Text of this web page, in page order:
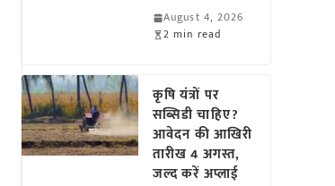
August 4, 2026
2 min read
कृषि यंत्रों पर
सब्सिडी चाहिए?
आवेदन की आखिरी
तारीख 4 अगस्त,
जल्द करें अप्लाई